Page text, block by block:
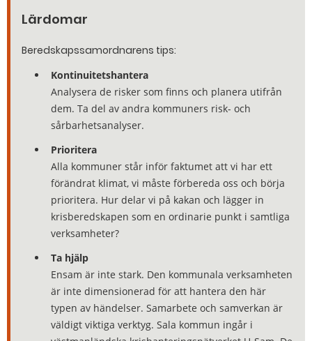
Lärdomar
Beredskapssamordnarens tips:
Kontinuitetshantera
Analysera de risker som finns och planera utifrån
dem. Ta del av andra kommuners risk- och
sårbarhetsanalyser.
Prioritera
Alla kommuner står inför faktumet att vi har ett
förändrat klimat, vi måste förbereda oss och börja
prioritera. Hur delar vi på kakan och lägger in
krisberedskapen som en ordinarie punkt i samtliga
verksamheter?
Ta hjälp
Ensam är inte stark. Den kommunala verksamheten
är inte dimensionerad för att hantera den här
typen av händelser. Samarbete och samverkan är
väldigt viktiga verktyg. Sala kommun ingår i